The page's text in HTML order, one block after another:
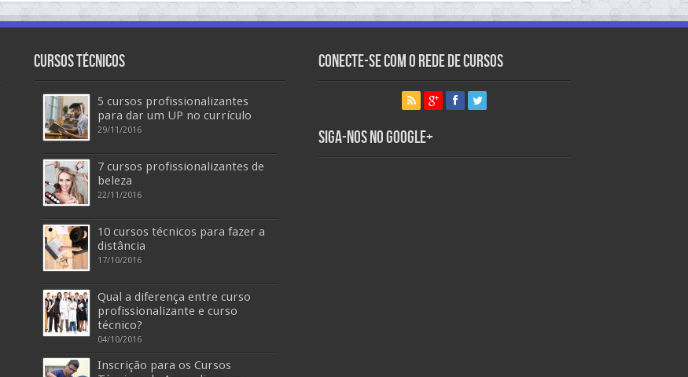
Cursos Técnicos
5 cursos profissionalizantes
para dar um UP no currículo
29/11/2016
7 cursos profissionalizantes de
beleza
22/11/2016
10 cursos técnicos para fazer a
distância
17/10/2016
Qual a diferença entre curso
profissionalizante e curso
técnico?
04/10/2016
Inscrição para os Cursos
Conecte-se com o Rede de Cursos
Siga-nos no Google+